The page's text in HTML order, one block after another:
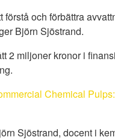
förstå och förbättra
Björn Sjöstrand.
2 miljoner kronor i
Chemical
Sjöstrand, docent i